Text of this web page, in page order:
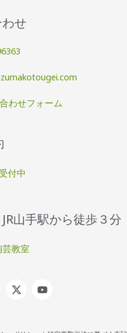
せ
わせフォーム
付中
山手駅から徒歩３分
芸教室